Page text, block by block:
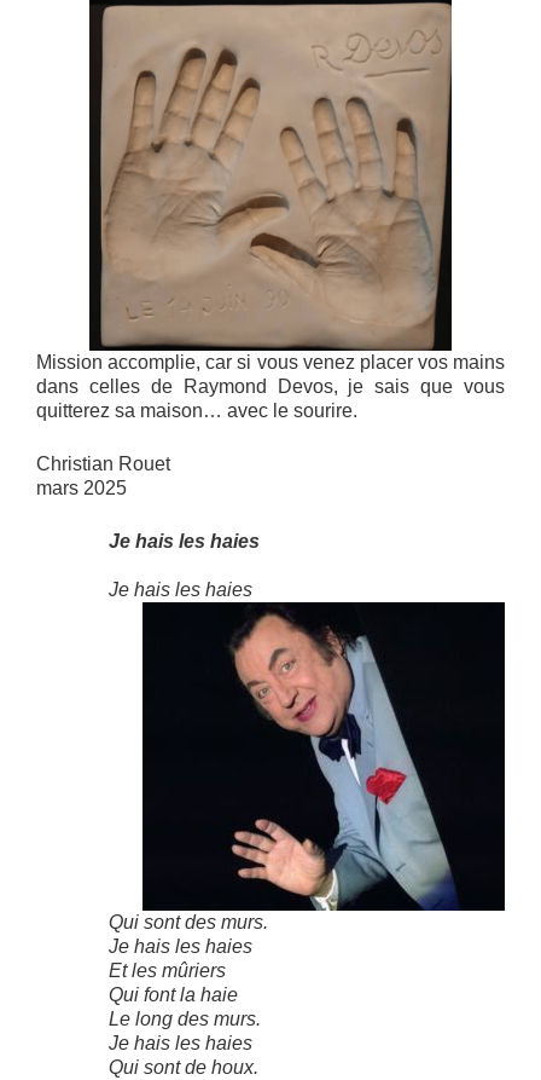
Mission accomplie, car si vous venez placer vos mains
dans celles de Raymond Devos, je sais que vous
quitterez sa maison… avec le sourire.
Christian Rouet
mars 2025
Je hais les haies
Je hais les haies
Qui sont des murs.
Je hais les haies
Et les mûriers
Qui font la haie
Le long des murs.
Je hais les haies
Qui sont de houx.